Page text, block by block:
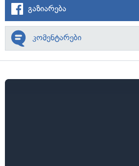
გაზიარება
კომენტარები